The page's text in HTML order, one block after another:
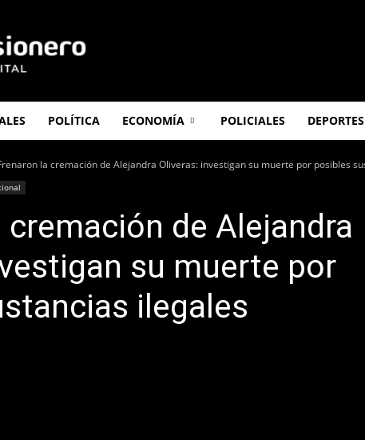
POLÍTICA ECONOMÍA POLICIALES DEPORTES
la cremación de Alejandra Oliveras: investigan su muerte por posibles
cremación de Alejandra
su muerte por
ilegales